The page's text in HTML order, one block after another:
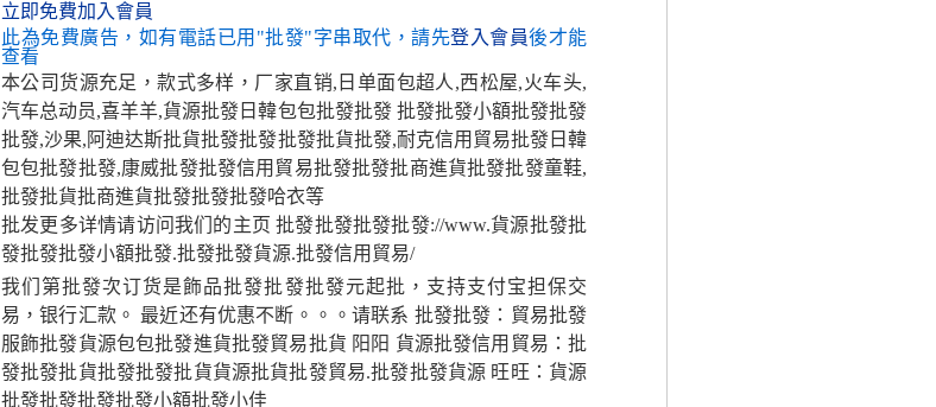
立即免費加入會員
此為免費廣告，如有電話已用"批發"字串取代，請先登入會員後才能
查看
本公司货源充足，款式多样，厂家直销,日单面包超人,西松屋,火车头,
汽车总动员,喜羊羊,貨源批發日韓包包批發批發 批發批發小額批發批發
批發,沙果,阿迪达斯批貨批發批發批發批貨批發,耐克信用貿易批發日韓
包包批發批發,康威批發批發信用貿易批發批發批商進貨批發批發童鞋,
批發批貨批商進貨批發批發批發哈衣等
批发更多详情请访问我们的主页 批發批發批發批發://www.貨源批發批
發批發批發小額批發.批發批發貨源.批發信用貿易/
我们第批發次订货是飾品批發批發批發元起批，支持支付宝担保交
易，银行汇款。 最近还有优惠不断。。。请联系 批發批發：貿易批發
服飾批發貨源包包批發進貨批發貿易批貨 阳阳 貨源批發信用貿易：批
發批發批貨批發批發批貨貨源批貨批發貿易.批發批發貨源 旺旺：貨源
批發批發批發批發小額批發小佳